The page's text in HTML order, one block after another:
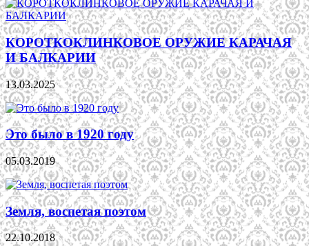
КОРОТКОКЛИНКОВОЕ ОРУЖИЕ КАРАЧАЯ
И БАЛКАРИИ
13.03.2025
Это было в 1920 году
05.03.2019
Земля, воспетая поэтом
22.10.2018